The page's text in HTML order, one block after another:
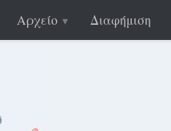
Αρχείο Διαφήμιση